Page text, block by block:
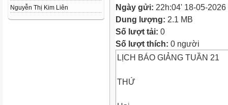
Nguyễn Thị Kim Liên
Ngày gửi: 22h:04' 18-05-2026
Dung lượng: 2.1 MB
Số lượt tải: 0
Số lượt thích: 0 người
LỊCH BÁO GIẢNG TUẦN 21
THỨ